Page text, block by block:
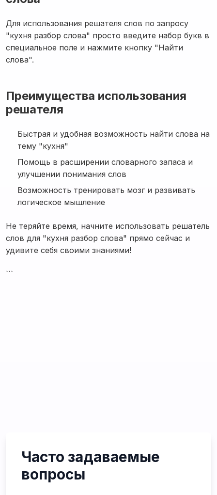
Для использования решателя слов по запросу
"кухня разбор слова" просто введите набор букв в
специальное поле и нажмите кнопку "Найти
слова".
Преимущества использования
решателя
Быстрая и удобная возможность найти слова на
тему "кухня"
Помощь в расширении словарного запаса и
улучшении понимания слов
Возможность тренировать мозг и развивать
логическое мышление
Не теряйте время, начните использовать решатель
слов для "кухня разбор слова" прямо сейчас и
удивите себя своими знаниями!
```
Часто задаваемые
вопросы